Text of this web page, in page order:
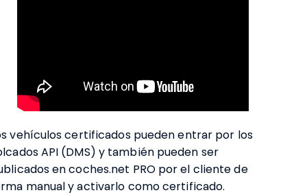
vehículos certificados pueden entrar por los
API (DMS) y también pueden ser
en coches.net PRO por el cliente de
manual y activarlo como certificado.